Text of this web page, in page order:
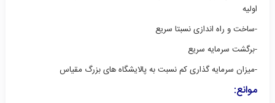
اولیه
-ساخت و راه اندازی نسبتا سریع
-برگشت سرمایه سریع
-میزان سرمایه گذاری کم نسبت به پالایشگاه های بزرگ مقیاس
موانع: